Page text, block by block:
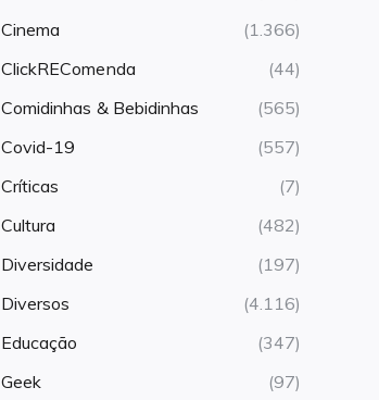
Cinema
(1.366)
ClickREComenda
(44)
Comidinhas & Bebidinhas
(565)
Covid-19
(557)
Críticas
(7)
Cultura
(482)
Diversidade
(197)
Diversos
(4.116)
Educação
(347)
Geek
(97)